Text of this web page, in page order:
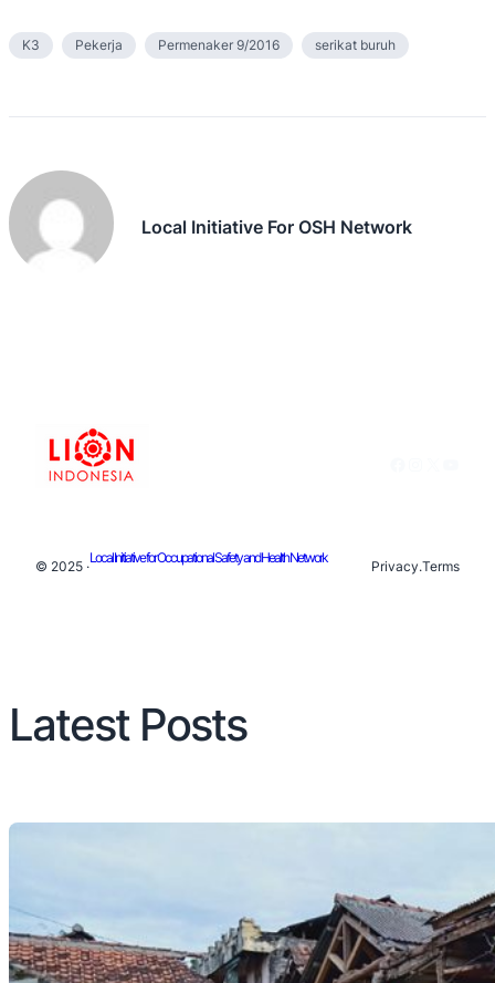
K3 Pekerja Permenaker 9/2016 serikat buruh
Local Initiative For OSH Network
© 2025 ·
Local Initiative for Occupational Safety and Health Network
Privacy.Terms
Latest Posts